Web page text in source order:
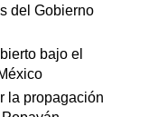
del Gobierno
bajo el
la propagación